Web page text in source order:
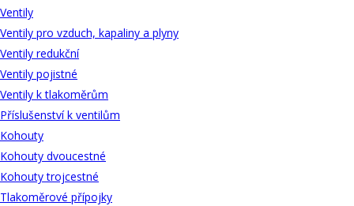
Ventily
Ventily pro vzduch, kapaliny a plyny
Ventily redukční
Ventily pojistné
Ventily k tlakoměrům
Příslušenství k ventilům
Kohouty
Kohouty dvoucestné
Kohouty trojcestné
Tlakoměrové přípojky